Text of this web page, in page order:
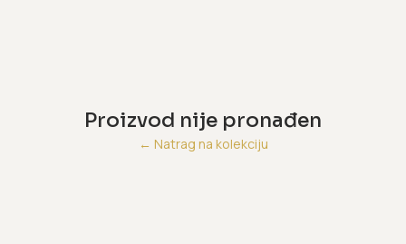
Proizvod nije pronađen
← Natrag na kolekciju